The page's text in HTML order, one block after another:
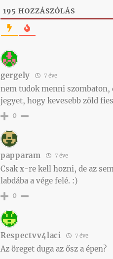
195 HOZZÁSZÓLÁS
gergely 7 éve
nem tudok menni szombaton,
jegyet, hogy kevesebb zöld
0
papparam 7 éve
Csak x-re kell hozni, de az
labdába a vége felé. :)
0
Respectvv4laci 7 éve
Az öreget duga az ősz a épen?